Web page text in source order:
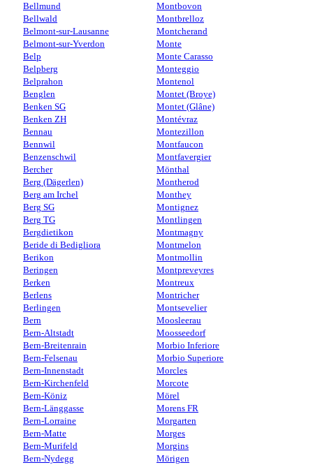
Bellmund
Bellwald
Belmont-sur-Lausanne
Belmont-sur-Yverdon
Belp
Belpberg
Belprahon
Benglen
Benken SG
Benken ZH
Bennau
Bennwil
Benzenschwil
Bercher
Berg (Dägerlen)
Berg am Irchel
Berg SG
Berg TG
Bergdietikon
Beride di Bedigliora
Berikon
Beringen
Berken
Berlens
Berlingen
Bern
Bern-Altstadt
Bern-Breitenrain
Bern-Felsenau
Bern-Innenstadt
Bern-Kirchenfeld
Bern-Köniz
Bern-Länggasse
Bern-Lorraine
Bern-Matte
Bern-Murifeld
Bern-Nydegg
Montbovon
Montbrelloz
Montcherand
Monte
Monte Carasso
Monteggio
Montenol
Montet (Broye)
Montet (Glâne)
Montévraz
Montezillon
Montfaucon
Montfavergier
Mönthal
Montherod
Monthey
Montignez
Montlingen
Montmagny
Montmelon
Montmollin
Montpreveyres
Montreux
Montricher
Montsevelier
Moosleerau
Moosseedorf
Morbio Inferiore
Morbio Superiore
Morcles
Morcote
Mörel
Morens FR
Morgarten
Morges
Morgins
Mörigen